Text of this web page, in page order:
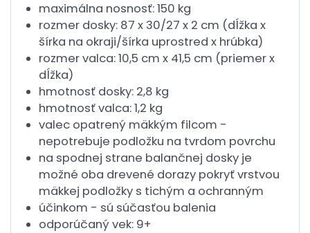
maximálna nosnosť: 150 kg
rozmer dosky: 87 x 30/27 x 2 cm (dĺžka x
šírka na okraji/šírka uprostred x hrúbka)
rozmer valca: 10,5 cm x 41,5 cm (priemer x
dĺžka)
hmotnosť dosky: 2,8 kg
hmotnosť valca: 1,2 kg
valec opatrený mäkkým filcom -
nepotrebuje podložku na tvrdom povrchu
na spodnej strane balančnej dosky je
možné oba drevené dorazy pokryť vrstvou
mäkkej podložky s tichým a ochranným
účinkom - sú súčasťou balenia
odporúčaný vek: 9+